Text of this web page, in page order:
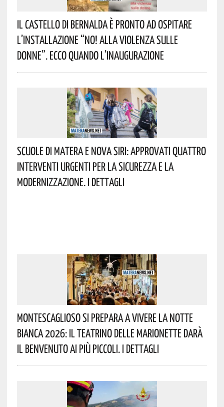
Il Castello Di Bernalda È Pronto Ad Ospitare
L’installazione “NO! Alla Violenza Sulle
Donne”. Ecco Quando L’inaugurazione
Scuole Di Matera E Nova Siri: Approvati Quattro
Interventi Urgenti Per La Sicurezza E La
Modernizzazione. I Dettagli
Montescaglioso Si Prepara A Vivere La Notte
Bianca 2026: Il Teatrino Delle Marionette Darà
Il Benvenuto Ai Più Piccoli. I Dettagli